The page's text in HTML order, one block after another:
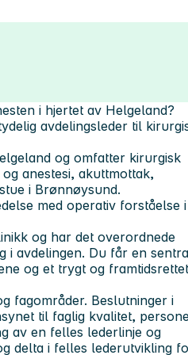
i hjertet av Helgeland?
avdelingsleder til
og omfatter kirurgisk
anestesi, akuttmottak,
i Brønnøysund.
med operativ forståelse i
og har det overordnede
i avdelingen. Du får en
og et trygt og framtidsrettet
fagområder. Beslutninger i
til faglig kvalitet,
av en felles lederlinje og
delta i felles lederutvikling